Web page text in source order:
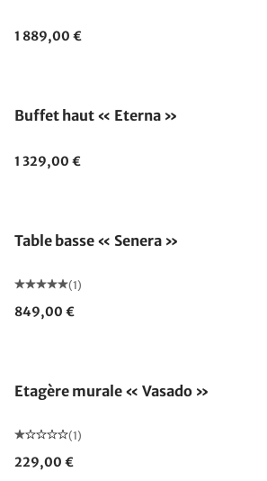
1 889,00 €
Buffet haut « Eterna »
1 329,00 €
Table basse « Senera »
(1)
849,00 €
Etagère murale « Vasado »
(1)
229,00 €